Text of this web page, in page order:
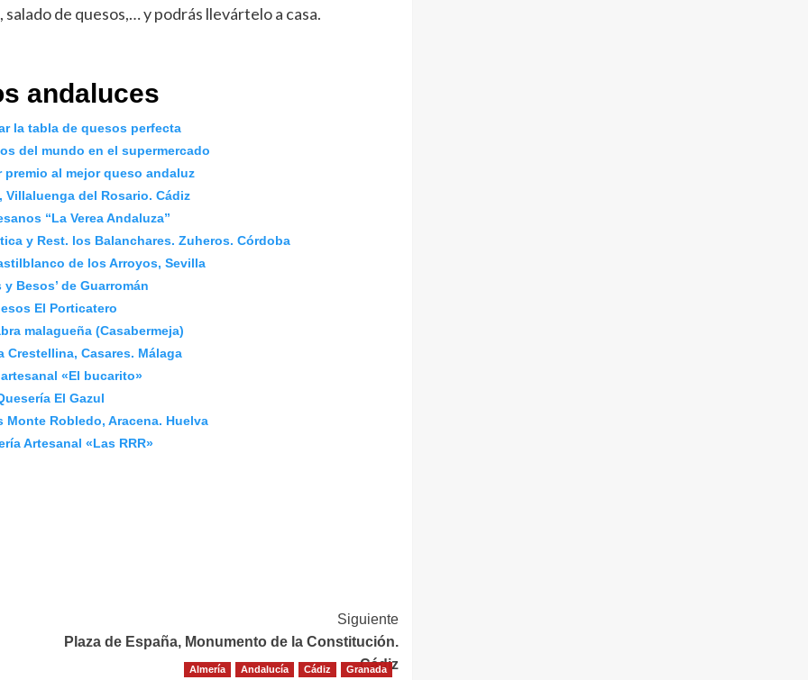
de quesos,… y podrás llevártelo a casa.
andaluces
la tabla de quesos perfecta
del mundo en el supermercado
premio al mejor queso andaluz
Villaluenga del Rosario. Cádiz
“La Verea Andaluza”
y Rest. los Balanchares. Zuheros. Córdoba
de los Arroyos, Sevilla
y Besos’ de Guarromán
El Porticatero
malagueña (Casabermeja)
Crestellina, Casares. Málaga
«El bucarito»
El Gazul
Monte Robledo, Aracena. Huelva
Artesanal «Las RRR»
Siguiente
Plaza de España, Monumento de la Constitución.
Cádiz
Almería Andalucía Cádiz
Granada